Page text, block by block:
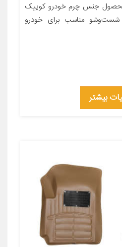
جنس چرم خودرو کوییک
شست‌وشو مناسب برای خودرو
بیشتر